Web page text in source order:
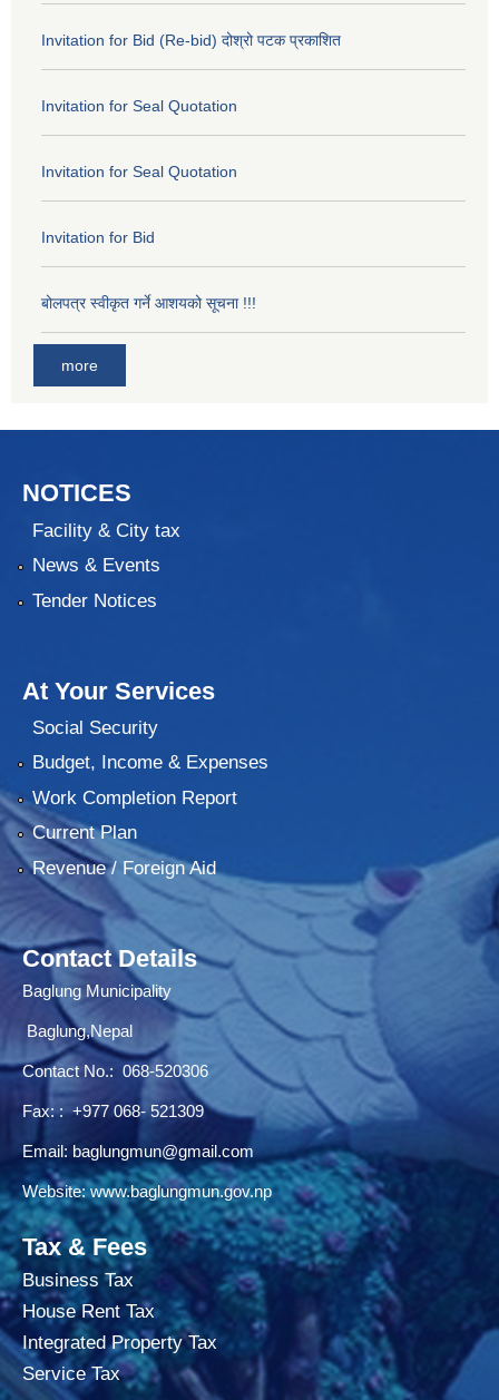
Invitation for Bid (Re-bid) दोश्रो पटक प्रकाशित
Invitation for Seal Quotation
Invitation for Seal Quotation
Invitation for Bid
बोलपत्र स्वीकृत गर्ने आशयको सूचना !!!
more
NOTICES
Facility & City tax
News & Events
Tender Notices
At Your Services
Social Security
Budget, Income & Expenses
Work Completion Report
Current Plan
Revenue / Foreign Aid
Contact Details
Baglung Municipality
Baglung,Nepal
Contact No.: 068-520306
Fax: : +977 068- 521309
Email: baglungmun@gmail.com
Website:www.baglungmun.gov.np
Tax & Fees
Business Tax
House Rent Tax
Integrated Property Tax
Service Tax